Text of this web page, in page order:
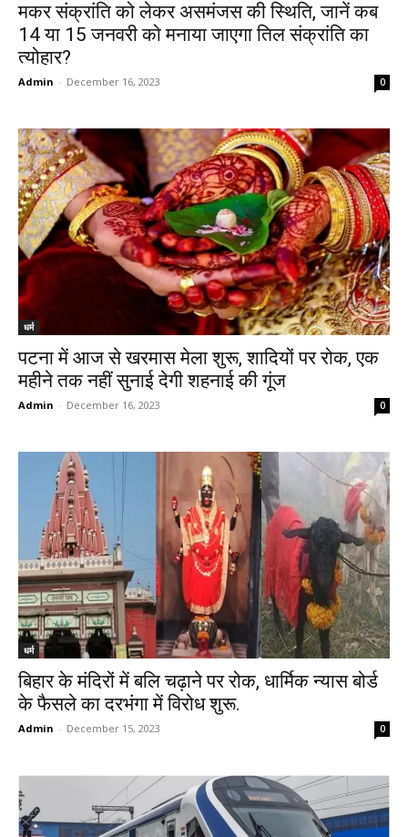
मकर संक्रांति को लेकर असमंजस की स्थिति, जानें कब
14 या 15 जनवरी को मनाया जाएगा तिल संक्रांति का
त्योहार?
Admin - December 16, 2023 0
धर्म
पटना में आज से खरमास मेला शुरू, शादियों पर रोक, एक
महीने तक नहीं सुनाई देगी शहनाई की गूंज
Admin - December 16, 2023 0
धर्म
बिहार के मंदिरों में बलि चढ़ाने पर रोक, धार्मिक न्यास बोर्ड
के फैसले का दरभंगा में विरोध शुरू.
Admin - December 15, 2023 0